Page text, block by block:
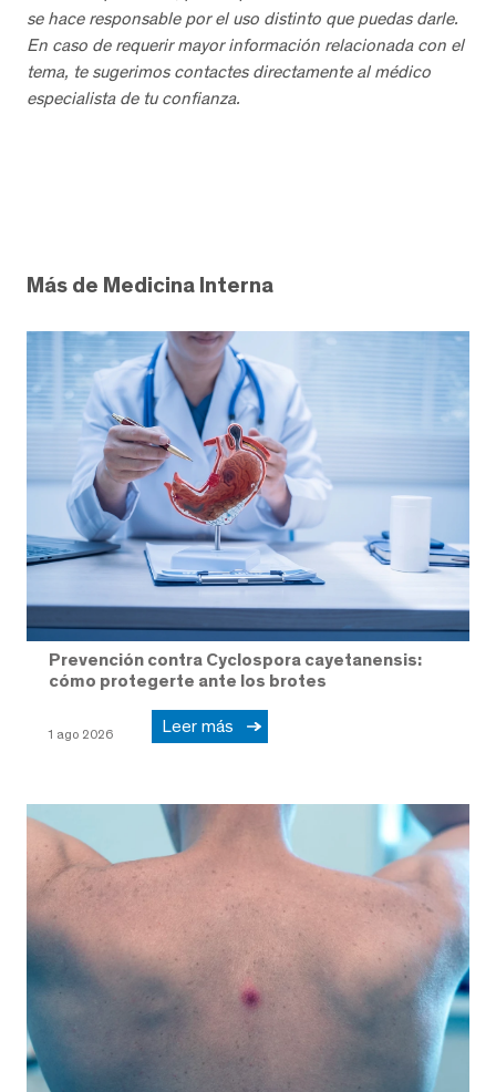
se hace responsable por el uso distinto que puedas darle.
En caso de requerir mayor información relacionada con el
tema, te sugerimos contactes directamente al médico
especialista de tu confianza.
Más de Medicina Interna
Prevención contra Cyclospora cayetanensis:
cómo protegerte ante los brotes
1 ago 2026 Leer más